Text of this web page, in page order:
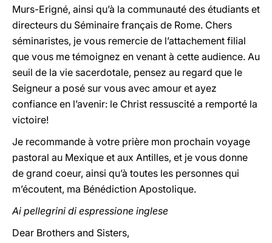
Murs-Erigné, ainsi qu’à la communauté des étudiants et
directeurs du Séminaire français de Rome. Chers
séminaristes, je vous remercie de l’attachement filial
que vous me témoignez en venant à cette audience. Au
seuil de la vie sacerdotale, pensez au regard que le
Seigneur a posé sur vous avec amour et ayez
confiance en l’avenir: le Christ ressuscité a remporté la
victoire!
Je recommande à votre prière mon prochain voyage
pastoral au Mexique et aux Antilles, et je vous donne
de grand coeur, ainsi qu’à toutes les personnes qui
m’écoutent, ma Bénédiction Apostolique.
Ai pellegrini di espressione inglese
Dear Brothers and Sisters,